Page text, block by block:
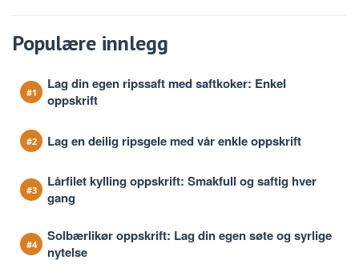
Populære innlegg
Lag din egen ripssaft med saftkoker: Enkel
oppskrift
Lag en deilig ripsgele med vår enkle oppskrift
Lårfilet kylling oppskrift: Smakfull og saftig hver
gang
Solbærlikør oppskrift: Lag din egen søte og syrlige
nytelse